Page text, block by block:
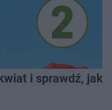
i sprawdź, jaki